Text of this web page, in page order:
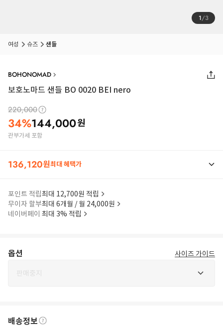
1/3
여성 슈즈 샌들
BOHONOMAD
보호노마드 샌들 BO 0020 BEI nero
220,000
34%144,000원
관부가세 포함
136,120원최대 혜택가
포인트 적립최대 12,700원 적립
무이자 할부최대 6개월 / 월 24,000원
네이버페이 최대 3% 적립
옵션 사이즈 가이드
판매중지
배송정보